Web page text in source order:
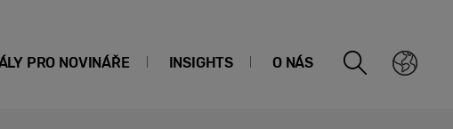
PRO NOVINÁŘE INSIGHTS O NÁS